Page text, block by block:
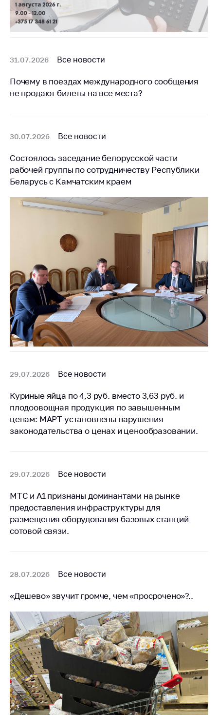
31.07.2026 Все новости
Почему в поездах международного сообщения
не продают билеты на все места?
30.07.2026 Все новости
Состоялось заседание белорусской части
рабочей группы по сотрудничеству Республики
Беларусь с Камчатским краем
29.07.2026 Все новости
Куриные яйца по 4,3 руб. вместо 3,63 руб. и
плодоовощная продукция по завышенным
ценам: МАРТ установлены нарушения
законодательства о ценах и ценообразовании.
29.07.2026 Все новости
МТС и А1 признаны доминантами на рынке
предоставления инфраструктуры для
размещения оборудования базовых станций
сотовой связи.
28.07.2026 Все новости
«Дешево» звучит громче, чем «просрочено»?..